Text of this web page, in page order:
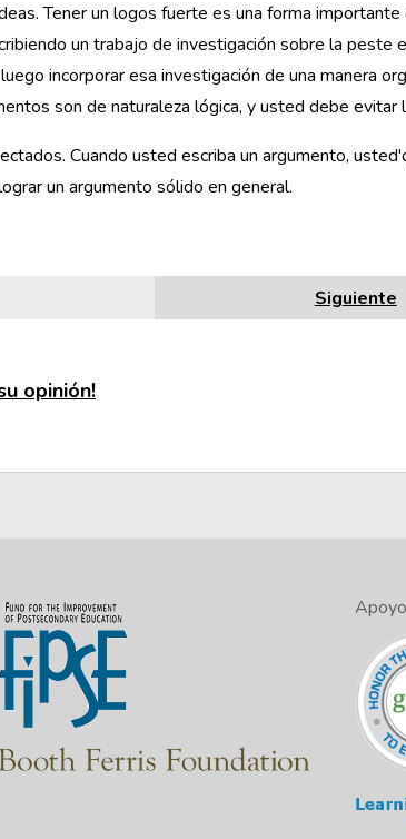
Tener un logos fuerte es una forma
un trabajo de investigación sobre la peste
incorporar esa investigación de una manera
son de naturaleza lógica, y usted debe evitar
Cuando usted escriba un argumento,
un argumento sólido en general.
Siguiente
opinión!